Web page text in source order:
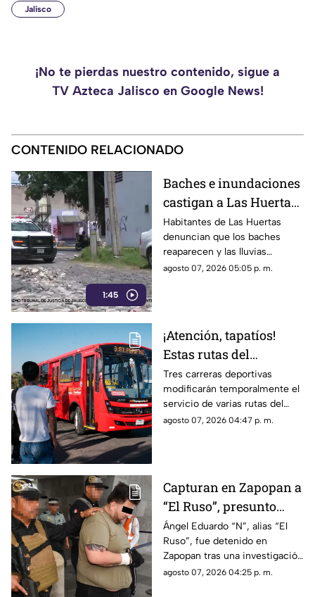
Jalisco
¡No te pierdas nuestro contenido, sigue a
TV Azteca Jalisco en Google News!
CONTENIDO RELACIONADO
1:45
Baches e inundaciones
castigan a Las Huertas
en Tlaquepaque;
vecinos exigen
solución
Habitantes de Las Huertas
denuncian que los baches
reaparecen y las lluvias
inundan sus calles; piden
agosto 07, 2026 05:05 p. m.
¡Atención, tapatíos!
Estas rutas del
transporte público
tendrán pausas en
Guadalajara
Tres carreras deportivas
modificarán temporalmente el
servicio de varias rutas del
transporte público este
agosto 07, 2026 04:47 p. m.
Capturan en Zapopan a
“El Ruso”, presunto
autor intelectual de
homicidios en Playa
del Carmen
Ángel Eduardo “N”, alias “El
Ruso”, fue detenido en
Zapopan tras una investigación
de tres meses; enfrenta dos
agosto 07, 2026 04:25 p. m.